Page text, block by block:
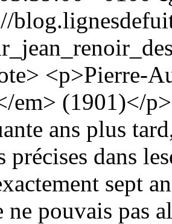
<p>Pierre-
em> (1901)</
ans plus
précises dans
sept
ne pouvais pas